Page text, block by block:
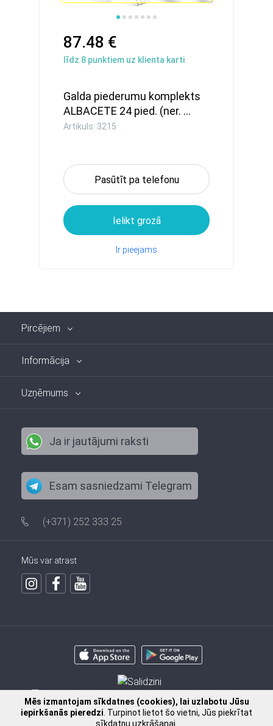
Mēs izmantojam sīkdatnes (cookies), lai uzlabotu Jūsu
iepirkšanās pieredzi . Turpinot lietot šo vietni, Jūs piekrītat
sīkdatņu uzkrāšanai.
87.48 €
līdz 8 punktiem uz klienta karti
Galda piederumu komplekts
ALBACETE 24 pied. (ner. ...
Artikuls: 3215
Pasūtīt pa telefonu
Ielikt grozā
Ir pieejams
Pircējiem
Informācija
Uzņēmums
Ja ir jautājumi raksti
Esam sasniedzami Telegram
(+371) 252 333 25
Mūs var atrast